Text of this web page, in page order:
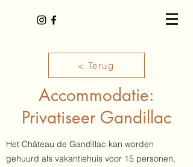
< Terug
Accommodatie:
Privatiseer Gandillac
Het Château de Gandillac kan worden
gehuurd als vakantiehuis voor 15 personen,